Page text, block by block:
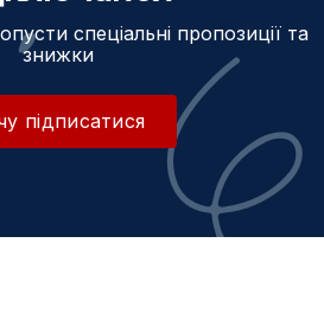
спеціальні пропозиції та
знижки
підписатися